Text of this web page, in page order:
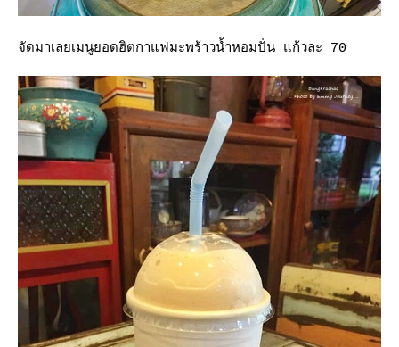
จัดมาเลยเมนูยอดฮิตกาแฟมะพร้าวน้ำหอมปั่น แก้วละ 70